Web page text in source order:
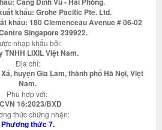
khẩu: Grohe Pacific Pte. Ltd.
khẩu: 180 Clemenceau Avenue # 06-02
Singapore 239922.
nhập khẩu bởi:
TNHH LIXIL Việt Nam.
Địa chỉ:
huyện Gia Lâm, thành phố Hà Nội, Việt
Nam.
Phù hợp với:
16:2023/BXD
thức chứng nhận:
Phương thức 7.